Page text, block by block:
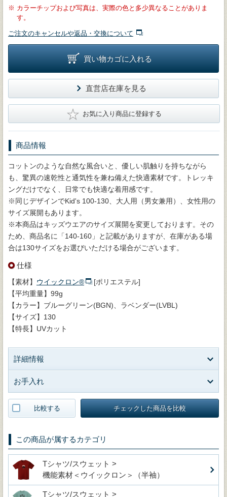
※ カラーチップおよび写真は、実際の色と多少異なることがありま
す。
ご注文のキャンセルや返品・交換について
買い物カゴに入れる
直営店在庫を見る
★ お気に入り商品に登録する
商品情報
コットンのような自然な風合いと、優しい肌触りを持ちながら
も、驚異の速乾性と通気性を兼ね備えた快適素材です。トレッキ
ングだけでなく、日常でも快適な着用感です。
※同じデザインでKid's 100-130、大人用（男女兼用）、女性用の
サイズ展開もあります。
※本商品はキッズウエアのサイズ展開を変更しております。その
ため、商品名に「140-160」と記載がありますが、在庫がある場
合は130サイズをお選びいただける場合がございます。
仕様
【素材】 ウイックロン®
[ポリエステル]
【平均重量】99g
【カラー】ブルーグリーン(BGN)、ラベンダー(LVBL)
【サイズ】130
【特長】UVカット
詳細情報
お手入れ
比較する チェックした商品を比較
この商品が属するカテゴリ
Tシャツ/スウェット >
機能素材＜ウイックロン＞（半袖）
Tシャツ/スウェット >